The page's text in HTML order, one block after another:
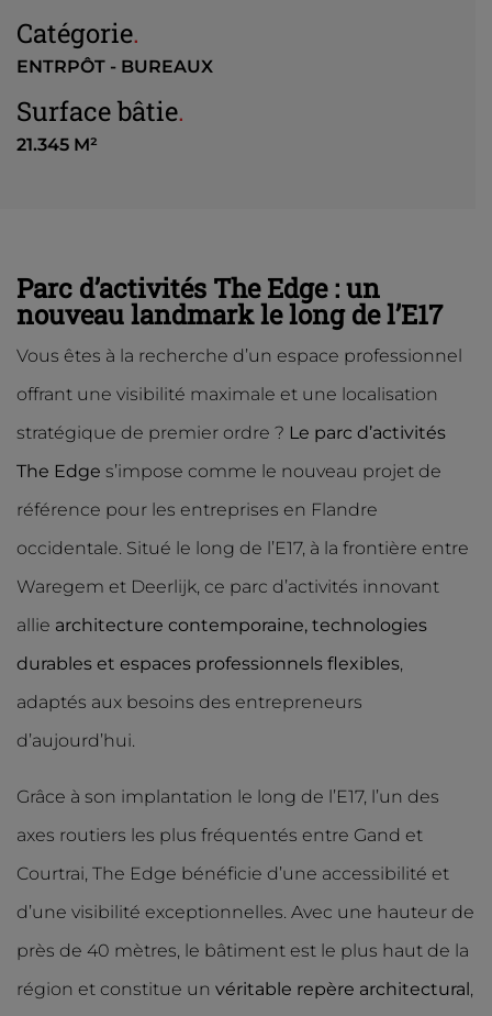
Catégorie.
ENTRPÔT - BUREAUX
Surface bâtie.
21.345 M²
Parc d’activités The Edge : un
nouveau landmark le long de l’E17
Vous êtes à la recherche d’un espace professionnel
offrant une visibilité maximale et une localisation
stratégique de premier ordre ? Le parc d’activités
The Edge s’impose comme le nouveau projet de
référence pour les entreprises en Flandre
occidentale. Situé le long de l’E17, à la frontière entre
Waregem et Deerlijk, ce parc d’activités innovant
allie architecture contemporaine, technologies
durables et espaces professionnels flexibles,
adaptés aux besoins des entrepreneurs
d’aujourd’hui.
Grâce à son implantation le long de l’E17, l’un des
axes routiers les plus fréquentés entre Gand et
Courtrai, The Edge bénéficie d’une accessibilité et
d’une visibilité exceptionnelles. Avec une hauteur de
près de 40 mètres, le bâtiment est le plus haut de la
région et constitue un véritable repère architectural,